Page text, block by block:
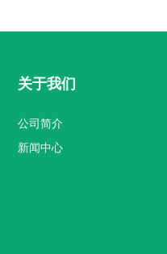
关于我们
公司简介
新闻中心